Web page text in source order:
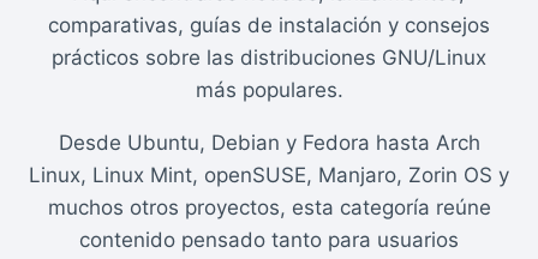
comparativas, guías de instalación y consejos
prácticos sobre las distribuciones GNU/Linux
más populares.
Desde Ubuntu, Debian y Fedora hasta Arch
Linux, Linux Mint, openSUSE, Manjaro, Zorin OS y
muchos otros proyectos, esta categoría reúne
contenido pensado tanto para usuarios